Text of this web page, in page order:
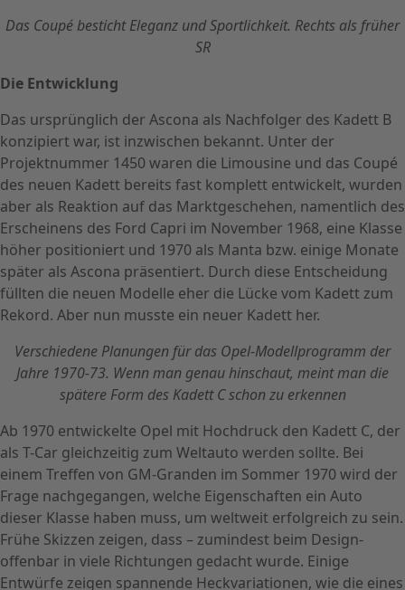
Das Coupé besticht Eleganz und Sportlichkeit. Rechts als früher
SR
Die Entwicklung
Das ursprünglich der Ascona als Nachfolger des Kadett B
konzipiert war, ist inzwischen bekannt. Unter der
Projektnummer 1450 waren die Limousine und das Coupé
des neuen Kadett bereits fast komplett entwickelt, wurden
aber als Reaktion auf das Marktgeschehen, namentlich des
Erscheinens des Ford Capri im November 1968, eine Klasse
höher positioniert und 1970 als Manta bzw. einige Monate
später als Ascona präsentiert. Durch diese Entscheidung
füllten die neuen Modelle eher die Lücke vom Kadett zum
Rekord. Aber nun musste ein neuer Kadett her.
Verschiedene Planungen für das Opel-Modellprogramm der
Jahre 1970-73. Wenn man genau hinschaut, meint man die
spätere Form des Kadett C schon zu erkennen
Ab 1970 entwickelte Opel mit Hochdruck den Kadett C, der
als T-Car gleichzeitig zum Weltauto werden sollte. Bei
einem Treffen von GM-Granden im Sommer 1970 wird der
Frage nachgegangen, welche Eigenschaften ein Auto
dieser Klasse haben muss, um weltweit erfolgreich zu sein.
Frühe Skizzen zeigen, dass – zumindest beim Design-
offenbar in viele Richtungen gedacht wurde. Einige
Entwürfe zeigen spannende Heckvariationen, wie die eines